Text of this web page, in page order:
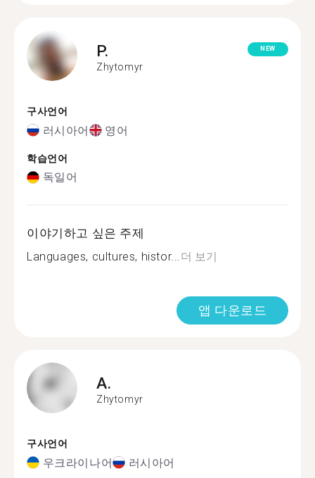
P.
Zhytomyr
NEW
구사언어
러시아어 영어
학습언어
독일어
이야기하고 싶은 주제
Languages, cultures, histor...더 보기
앱 다운로드
A.
Zhytomyr
구사언어
우크라이나어 러시아어